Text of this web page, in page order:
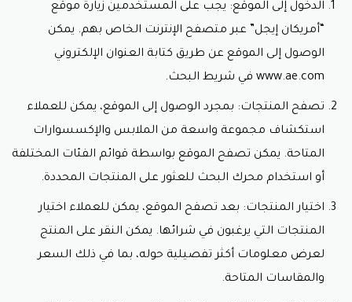
الدخول إلى الموقع: يجب على المستخدمين زيارة موقع
“أمريكان إيجل” عبر متصفح الإنترنت الخاص بهم. يمكن
الوصول إلى الموقع عن طريق كتابة العنوان الإلكتروني
www.ae.com في شريط البحث.
تصفح المنتجات: بمجرد الوصول إلى الموقع، يمكن للعملاء
استكشاف مجموعة واسعة من الملابس والإكسسوارات
المتاحة. يمكن تصفح الموقع بواسطة قوائم الفئات المختلفة
أو استخدام محرك البحث للعثور على المنتجات المحددة.
اختيار المنتجات: بعد تصفح الموقع، يمكن للعملاء اختيار
المنتجات التي يرغبون في شرائها. يمكن النقر على المنتج
لعرض معلومات أكثر تفصيلية حوله، بما في ذلك السعر
والمقاسات المتاحة.